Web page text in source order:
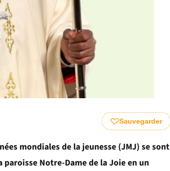
Sauvegarder
mondiales de la jeunesse (JMJ) se sont
Notre-Dame de la Joie en un